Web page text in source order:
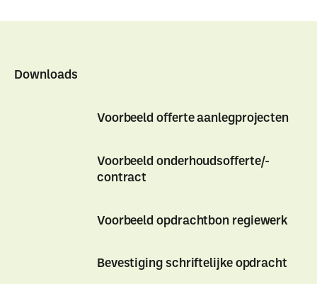
Downloads
Voorbeeld offerte aanlegprojecten
offerte
offerte
Voorbeeld onderhoudsofferte/-
contract
onderhoudsofferte/-
onderhoudsofferte/-
Voorbeeld opdrachtbon regiewerk
opdrachtbon
opdrachtbon
Bevestiging schriftelijke opdracht